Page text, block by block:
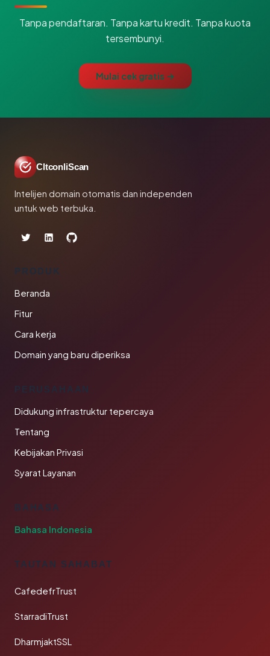
Tanpa pendaftaran. Tanpa kartu kredit. Tanpa kuota
tersembunyi.
Mulai cek gratis →
CltconliScan
Intelijen domain otomatis dan independen
untuk web terbuka.
PRODUK
Beranda
Fitur
Cara kerja
Domain yang baru diperiksa
PERUSAHAAN
Didukung infrastruktur tepercaya
Tentang
Kebijakan Privasi
Syarat Layanan
BAHASA
Bahasa Indonesia
TAUTAN SAHABAT
CafedefrTrust
StarradiTrust
DharmjaktSSL